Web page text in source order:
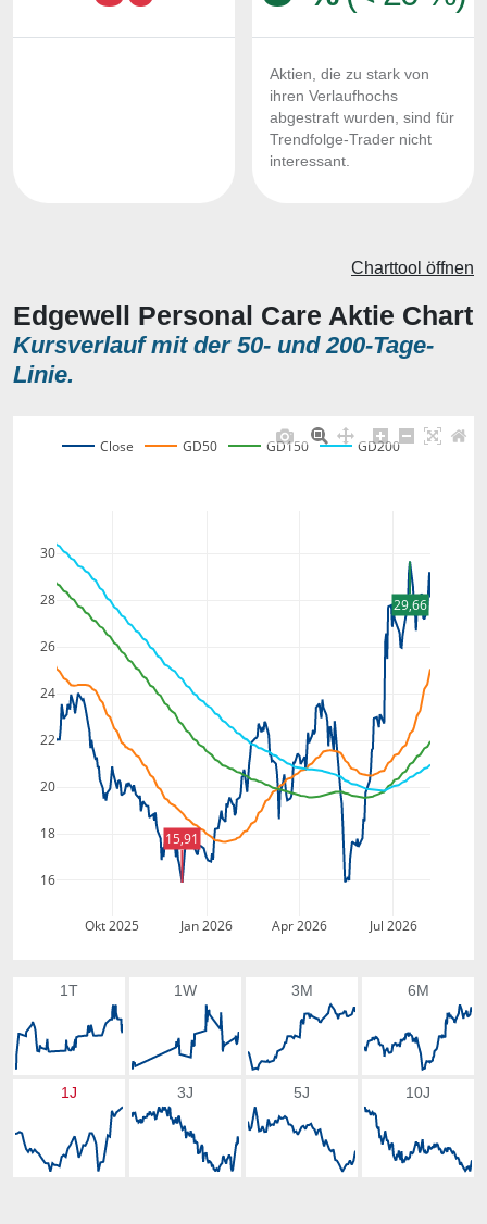
Aktien, die zu stark von
ihren Verlaufhochs
abgestraft wurden, sind für
Trendfolge-Trader nicht
interessant.
Edgewell Personal Care Aktie Chart
Kursverlauf mit der 50- und 200-Tage-
Linie.
Charttool öffnen
Okt 2025 Jan 2026 Apr 2026 Jul 2026
16
18
20
22
24
26
28
30
Close GD50 GD150 GD200
29,66
15,91
1T 1W 3M 6M
1J 3J 5J 10J